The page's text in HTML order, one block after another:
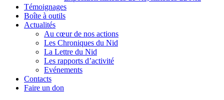
Témoignages
Boîte à outils
Actualités
Au cœur de nos actions
Les Chroniques du Nid
La Lettre du Nid
Les rapports d’activité
Evénements
Contacts
Faire un don